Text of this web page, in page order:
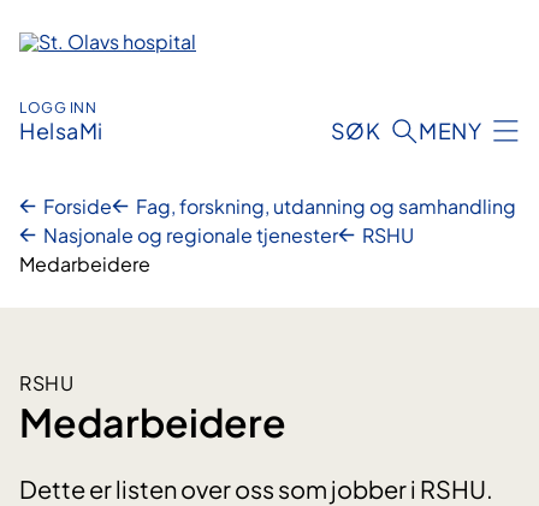
innhold
LOGG INN
HelsaMi SØK MENY
Forside
Fag, forskning, utdanning og samhandling
Nasjonale og regionale tjenester
RSHU
Medarbeidere
RSHU
Medarbeidere
Dette er listen over oss som jobber i RSHU.